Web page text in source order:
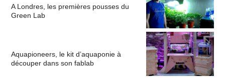
A Londres, les premières pousses du
Green Lab
Aquapioneers, le kit d’aquaponie à
découper dans son fablab